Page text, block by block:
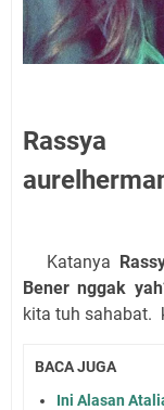
Katanya
Bener nggak
kita tuh sahabat.
BACA JUGA
Ini Alasan